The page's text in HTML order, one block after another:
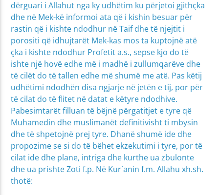
dërguari i Allahut nga ky udhëtim ku përjetoi gjithçka
dhe në Mek-kë informoi ata që i kishin besuar për
rastin që i kishte ndodhur në Taif dhe të njejtit i
porositi që idhujtarët Mek-kas mos ta kuptojnë atë
çka i kishte ndodhur Profetit a.s., sepse kjo do të
ishte një hovë edhe më i madhë i zullumqarëve dhe
të cilët do të tallen edhe më shumë me atë. Pas këtij
udhëtimi ndodhën disa ngjarje në jetën e tij, por për
të cilat do të flitet në datat e këtyre ndodhive.
Pabesimtarët filluan të bëjnë përgatitjet e tyre që
Muhamedin dhe muslimanët definitivisht ti mbysin
dhe të shpetojnë prej tyre. Dhanë shumë ide dhe
propozime se si do të bëhet ekzekutimi i tyre, por të
cilat ide dhe plane, intriga dhe kurthe ua zbulonte
dhe ua prishte Zoti f.p. Në Kur´anin f.m. Allahu xh.sh.
thotë: